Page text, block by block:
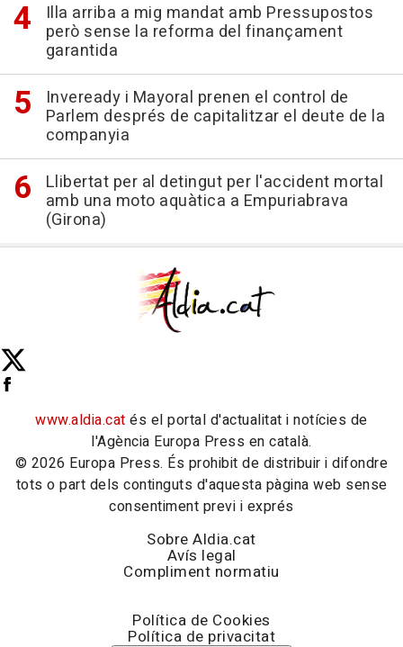
Illa arriba a mig mandat amb Pressupostos
però sense la reforma del finançament
garantida
Inveready i Mayoral prenen el control de
Parlem després de capitalitzar el deute de la
companyia
Llibertat per al detingut per l'accident mortal
amb una moto aquàtica a Empuriabrava
(Girona)
www.aldia.cat és el portal d'actualitat i notícies de
l'Agència Europa Press en català.
© 2026 Europa Press. És prohibit de distribuir i difondre
tots o part dels continguts d'aquesta pàgina web sense
consentiment previ i exprés
Sobre Aldia.cat
Avís legal
Compliment normatiu
Política de Cookies
Política de privacitat